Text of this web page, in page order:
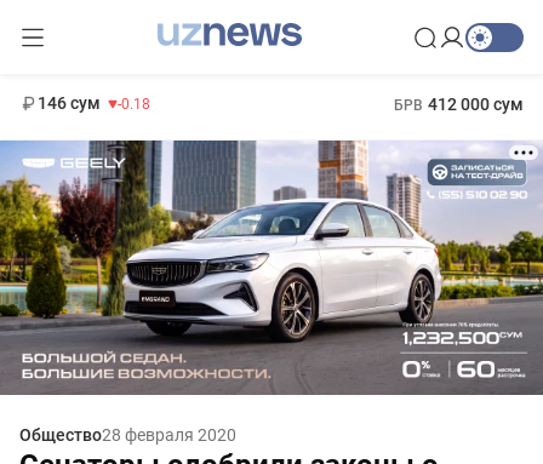
146 сум -0.18 БРВ 412 000 сум
Общество28 февраля 2020